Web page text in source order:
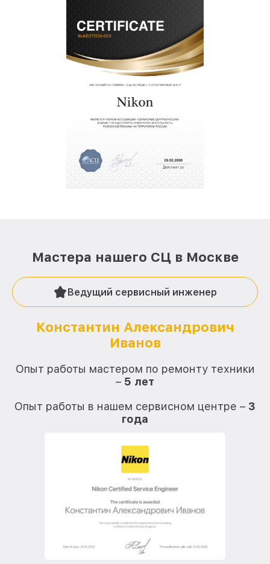
Мастера нашего СЦ в Москве
Ведущий сервисный инженер
Константин Александрович
Иванов
Опыт работы мастером по ремонту техники
– 5 лет
Опыт работы в нашем сервисном центре – 3
года